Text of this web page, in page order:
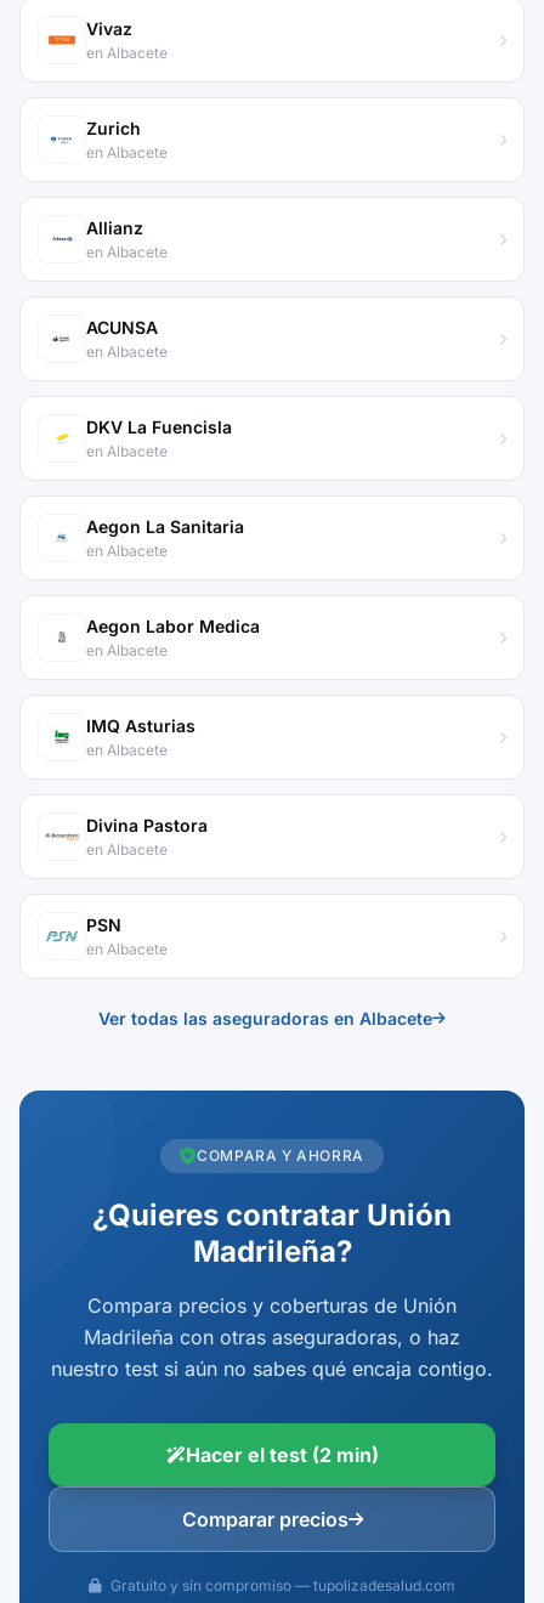
Vivaz
en Albacete
Zurich
en Albacete
Allianz
en Albacete
ACUNSA
en Albacete
DKV La Fuencisla
en Albacete
Aegon La Sanitaria
en Albacete
Aegon Labor Medica
en Albacete
IMQ Asturias
en Albacete
Divina Pastora
en Albacete
PSN
en Albacete
Ver todas las aseguradoras en Albacete
COMPARA Y AHORRA
¿Quieres contratar Unión
Madrileña?
Compara precios y coberturas de Unión
Madrileña con otras aseguradoras, o haz
nuestro test si aún no sabes qué encaja contigo.
Hacer el test (2 min)
Comparar precios
Gratuito y sin compromiso — tupolizadesalud.com